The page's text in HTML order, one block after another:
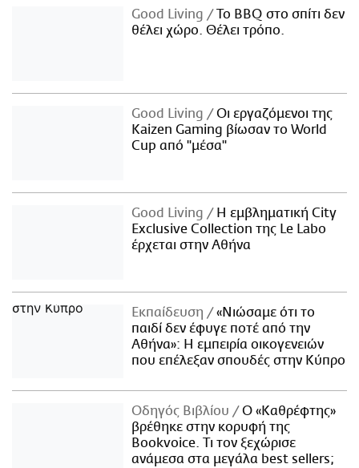
Good Living
Το BBQ στο σπίτι δεν
θέλει χώρο. Θέλει τρόπο.
Good Living
Οι εργαζόμενοι της
Kaizen Gaming βίωσαν το World
Cup από "μέσα"
Good Living
Η εμβληματική City
Exclusive Collection της Le Labo
έρχεται στην Αθήνα
Εκπαίδευση
«Νιώσαμε ότι το
παιδί δεν έφυγε ποτέ από την
Αθήνα»: Η εμπειρία οικογενειών
που επέλεξαν σπουδές στην Κύπρο
Οδηγός Βιβλίου
Ο «Καθρέφτης»
βρέθηκε στην κορυφή της
Bookvoice. Τι τον ξεχώρισε
ανάμεσα στα μεγάλα best sellers;